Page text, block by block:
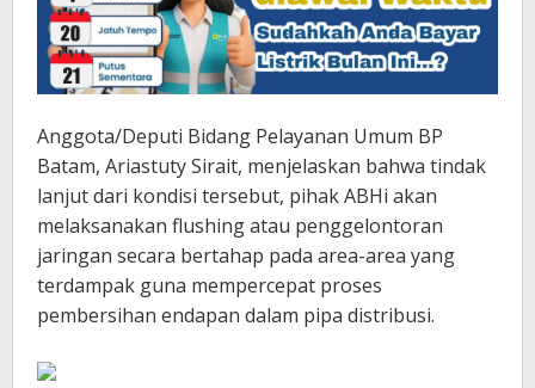
Anggota/Deputi Bidang Pelayanan Umum BP
Batam, Ariastuty Sirait, menjelaskan bahwa tindak
lanjut dari kondisi tersebut, pihak ABHi akan
melaksanakan flushing atau penggelontoran
jaringan secara bertahap pada area-area yang
terdampak guna mempercepat proses
pembersihan endapan dalam pipa distribusi.